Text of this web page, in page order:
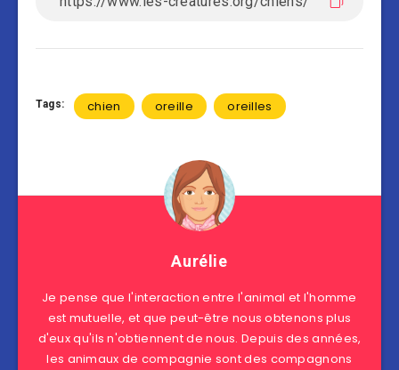
Tags: chien oreille oreilles
Aurélie
Je pense que l'interaction entre l'animal et l'homme
est mutuelle, et que peut-être nous obtenons plus
d'eux qu'ils n'obtiennent de nous. Depuis des années,
les animaux de compagnie sont des compagnons